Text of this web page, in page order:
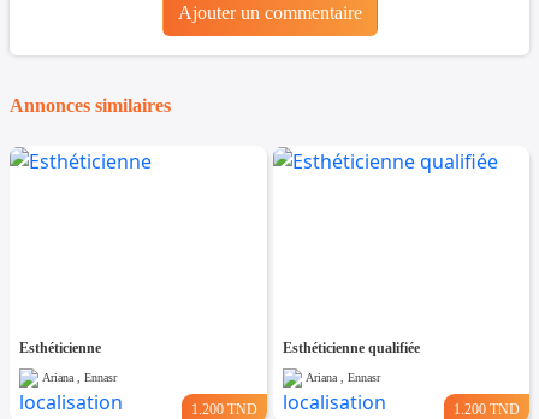
Ajouter un commentaire
Annonces similaires
Esthéticienne
Ariana , Ennasr
1.200 TND
Esthéticienne qualifiée
Ariana , Ennasr
1.200 TND